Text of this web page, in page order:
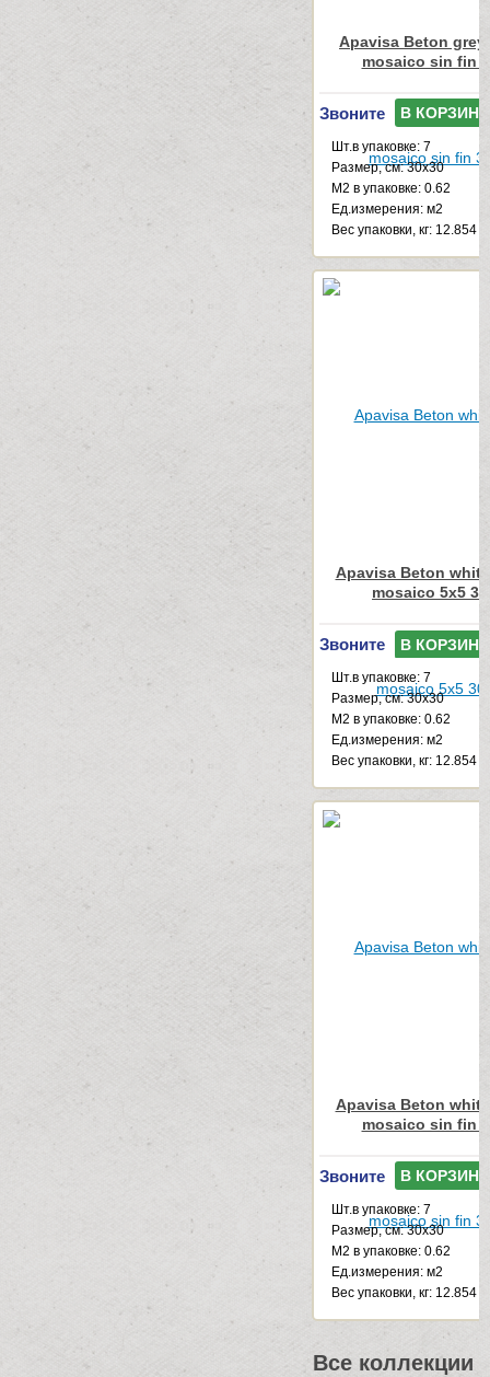
Apavisa Beton
mosaico sin fin
Звоните В КОРЗИНУ
Шт.в упаковке: 7
Размер, см: 30x30
М2 в упаковке: 0.62
Ед.измерения: м2
Веc упаковки, кг: 12.854
Apavisa Beton
mosaico 5x5
Звоните В КОРЗИНУ
Шт.в упаковке: 7
Размер, см: 30x30
М2 в упаковке: 0.62
Ед.измерения: м2
Веc упаковки, кг: 12.854
Apavisa Beton
mosaico sin fin
Звоните В КОРЗИНУ
Шт.в упаковке: 7
Размер, см: 30x30
М2 в упаковке: 0.62
Ед.измерения: м2
Веc упаковки, кг: 12.854
Все коллекции